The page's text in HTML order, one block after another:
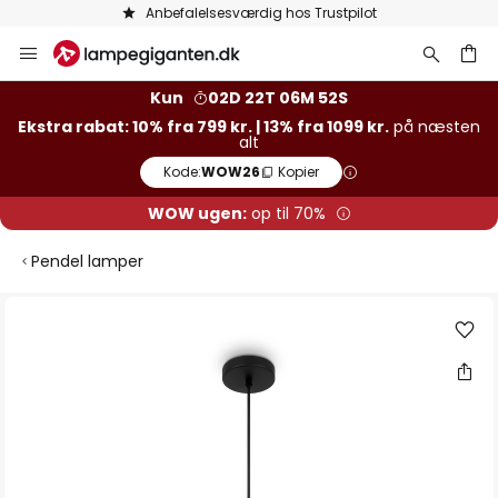
Anbefalelsesværdig hos Trustpilot
to
Kun
02D 22T 06M 51S
Ekstra rabat: 10% fra 799 kr. | 13% fra 1099 kr. på næsten
alt
Kode:WOW26 Kopier
WOW ugen:op til 70%
Pendel lamper